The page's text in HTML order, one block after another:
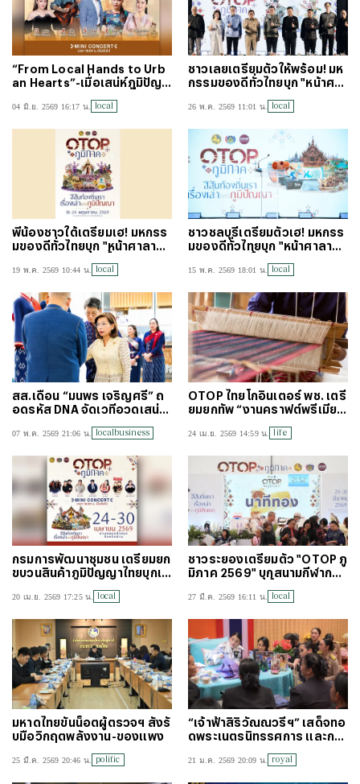
“From Local Hands to Urb
an Hearts”-เมื่อเสน่ห์ภูมิปัญ
ไลฟ์สไตล์คนเมือง
04 มิ.ย. 2569 16:17 น. local
ชาวเลยเตรียมตัวให้พร้อม! มห
กรรมของดีทั่วไทยบุก "หน้าศา
นี้!
26 พ.ค. 2569 11:01 น. local
พี่น้องชาวใต้เตรียมเฮ! มหกรร
มของดีทั่วไทยบุก "หน้าศาลากล
19 พ.ค. 2569 10:44 น. local
ชาวชลบุรีเตรียมตัวเฮ! มหกรร
มของดีทั่วไทยบุก "หน้าศาลากล
15 พ.ค. 2569 18:01 น. local
สส.เดือน “มนพร เจริญศรี” ถ
อดรหัส DNA จัดเวทีอวดเสน่ห์เ
07 พ.ค. 2569 21:06 น. localbusiness
OTOP ไทยโกอินเตอร์ พช. เตรี
ยมยกทัพ “งานคราฟต์พรีเมีย
hai Festival 2026
24 เม.ย. 2569 14:59 น. life
กรมการพัฒนาชุมชน เตรียมยก
ขบวนสินค้าภูมิปัญญาไทยบุกเมื
ค” ปี 2569
20 เม.ย. 2569 17:25 น. local
ชาวระยองเตรียมตัว "OTOP ภู
มิภาค 2569" บุกสนามกีฬากลา
27 มี.ค. 2569 16:11 น. local
มหาดไทยขันน็อตผู้ตรวจฯ สั่งรั
บมือวิกฤตพลังงาน-ของแพง
25 มี.ค. 2569 20:46 น. politic
“เจ้าฟ้าสิริวัณณวรีฯ” เสด็จทอ
ดพระเนตรนิทรรศการ และการ
ทย
21 ม.ค. 2569 20:09 น. royal